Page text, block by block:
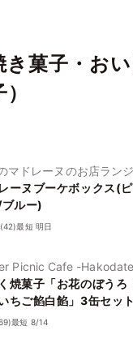
き菓子・お
マドレーヌのお店ラン
ーヌブーケボックス(
ルー)
(42)最短 明日
Picnic Cafe -
焼菓子「お花のぼうろ
ちご餡白餡」3缶セッ
袋を3枚
最短 8/14